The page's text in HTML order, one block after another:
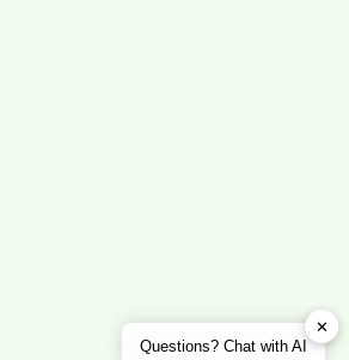
✕
Questions? Chat with AI